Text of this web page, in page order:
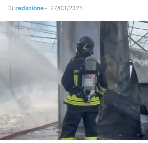
Di redazione - 27/03/2025